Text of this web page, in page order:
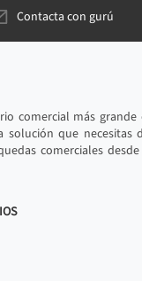
Contacta con gurú
comercial más grande
solución que necesitas
comerciales